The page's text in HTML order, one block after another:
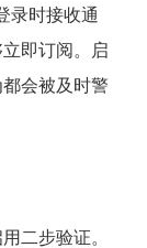
录时接收通
即订阅。启
会被及时警
二步验证。